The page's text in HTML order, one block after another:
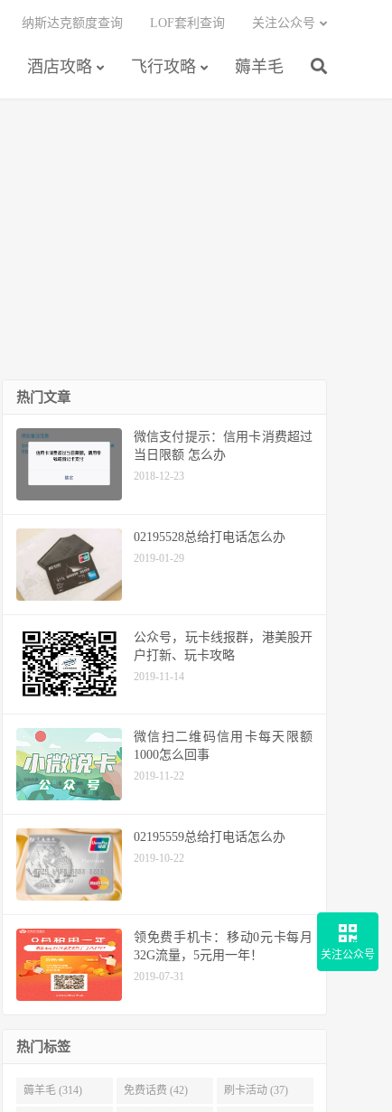
酒店攻略 飞行攻略 薅羊毛
纳斯达克额度查询 LOF套利查询 关注公众号
热门文章
微信支付提示：信用卡消费超过
当日限额 怎么办
2018-12-23
02195528总给打电话怎么办
2019-01-29
公众号，玩卡线报群，港美股开
户打新、玩卡攻略
2019-11-14
微信扫二维码信用卡每天限额
1000怎么回事
2019-11-22
02195559总给打电话怎么办
2019-10-22
领免费手机卡：移动0元卡每月
32G流量，5元用一年！
2019-07-31
热门标签
薅羊毛 (314) 免费话费 (42) 刷卡活动 (37)
关注公众号